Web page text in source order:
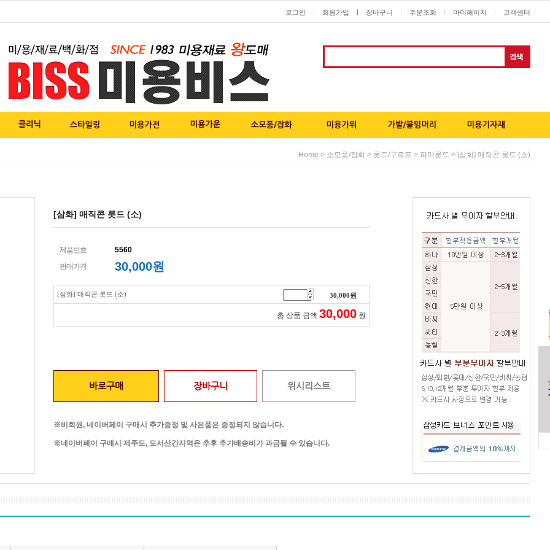
로그인 회원가입 ㅣ 장바구니 주문조회 마이페이지 고객센터
Home > 소모품/잡화> 롯드/구르프 > 파마롯드 > [삼화] 매직콘 롯드 (소)
[삼화] 매직콘 롯드 (소)
제품번호
5560
판매가격
30,000원
[삼화] 매직콘 롯드 (소) 30,000원
총 상품 금액 30,000 원
바로구매 장바구니 위시리스트
※비회원, 네이버페이 구매시 추가증정 및 사은품은 증정되지 않습니다.
※네이버페이 구매시 제주도, 도서산간지역은 추후 추가배송비가 과금될 수 있습니다.